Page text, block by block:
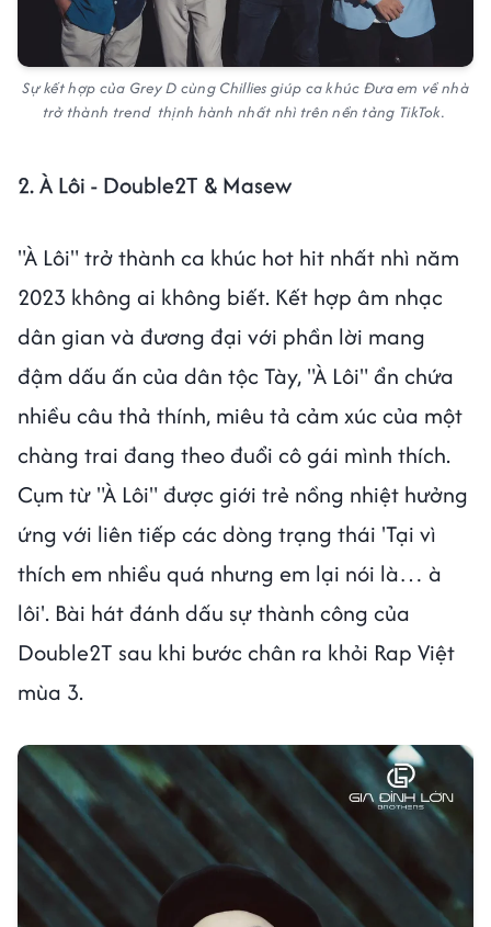
Sự kết hợp của Grey D cùng Chillies giúp ca khúc Đưa em về nhà
trở thành trend thịnh hành nhất nhì trên nền tảng TikTok.
2. À Lôi - Double2T & Masew
"À Lôi" trở thành ca khúc hot hit nhất nhì năm
2023 không ai không biết. Kết hợp âm nhạc
dân gian và đương đại với phần lời mang
đậm dấu ấn của dân tộc Tày, "À Lôi" ẩn chứa
nhiều câu thả thính, miêu tả cảm xúc của một
chàng trai đang theo đuổi cô gái mình thích.
Cụm từ "À Lôi" được giới trẻ nồng nhiệt hưởng
ứng với liên tiếp các dòng trạng thái 'Tại vì
thích em nhiều quá nhưng em lại nói là… à
lôi'. Bài hát đánh dấu sự thành công của
Double2T sau khi bước chân ra khỏi Rap Việt
mùa 3.